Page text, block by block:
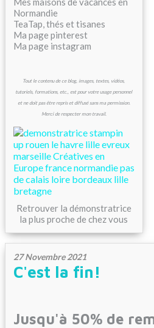
Normandie
TeaTap, thés et tisanes
Ma page pinterest
Ma page instagram
Tout le contenu de ce blog, images, textes, vidéos,
tutoriels, formations, etc., est pour votre usage personnel
et ne doit pas être repris et diffusé sans ma permission.
Merci de respecter mon travail.
Retrouver la démonstratrice
la plus proche de chez vous
27 Novembre 2021
C'est la fin!
Jusqu'à 50% de